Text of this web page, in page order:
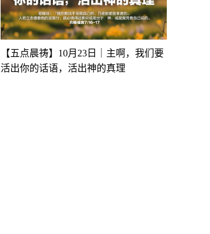
【五点晨祷】10月23日｜主啊，我们要
活出你的话语，活出神的真理